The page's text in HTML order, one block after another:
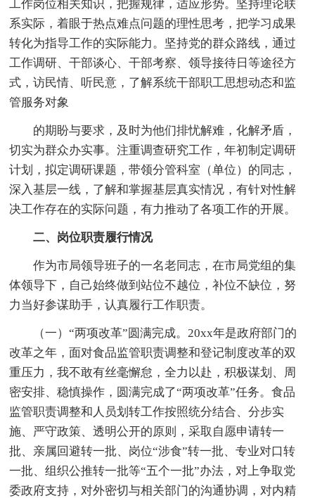
工作岗位相关知识，把握规律，适应形势。坚持理论联
系实际，着眼于热点难点问题的理性思考，把学习成果
转化为指导工作的实际能力。坚持党的群众路线，通过
工作调研、干部谈心、干部考察、领导接待日等途径方
式，访民情、听民意，了解系统干部职工思想动态和监
管服务对象
的期盼与要求，及时为他们排忧解难，化解矛盾，
切实为群众办实事。注重调查研究工作，年初制定调研
计划，拟定调研课题，带领分管科室（单位）的同志，
深入基层一线，了解和掌握基层真实情况，有针对性解
决工作存在的实际问题，有力推动了各项工作的开展。
二、岗位职责履行情况
作为市局领导班子的一名老同志，在市局党组的集
体领导下，自己始终做到站位不越位，补位不缺位，努
力当好参谋助手，认真履行工作职责。
（一）“两项改革”圆满完成。20xx年是政府部门的
改革之年，面对食品监管职责调整和登记制度改革的双
重压力，我不敢有丝毫懈怠，全力以赴，积极谋划、周
密安排、稳慎操作，圆满完成了“两项改革”任务。食品
监管职责调整和人员划转工作按照统分结合、分步实
施、严守政策、透明公开的原则，采取自愿申请转一
批、亲属回避转一批、岗位“涉食”转一批、专业对口转
一批、组织公推转一批等“五个一批”办法，对上争取党
委政府支持，对外密切与相关部门的沟通协调，对内精